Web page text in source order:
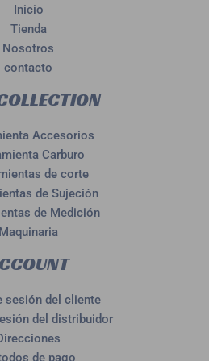
Inicio
Tienda
Nosotros
contacto
Accesorios
Carburo
de corte
de Sujeción
de Medición
Maquinaria
sesión del cliente
del distribuidor
de pago